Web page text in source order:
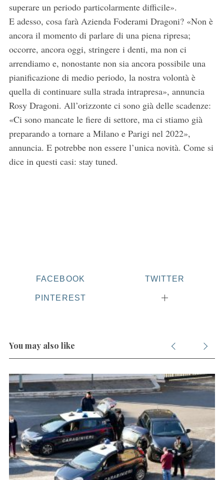
superare un periodo particolarmente difficile».
E adesso, cosa farà Azienda Foderami Dragoni? «Non è
ancora il momento di parlare di una piena ripresa;
occorre, ancora oggi, stringere i denti, ma non ci
arrendiamo e, nonostante non sia ancora possibile una
pianificazione di medio periodo, la nostra volontà è
quella di continuare sulla strada intrapresa», annuncia
Rosy Dragoni. All’orizzonte ci sono già delle scadenze:
«Ci sono mancate le fiere di settore, ma ci stiamo già
preparando a tornare a Milano e Parigi nel 2022»,
annuncia. E potrebbe non essere l’unica novità. Come si
dice in questi casi: stay tuned.
FACEBOOK TWITTER
PINTEREST
You may also like